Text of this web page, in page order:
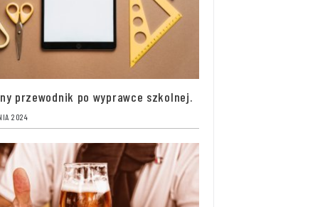
przewodnik po wyprawce szkolnej.
2024